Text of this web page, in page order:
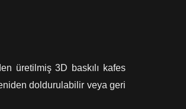
üretilmiş 3D baskılı kafes
doldurulabilir veya geri